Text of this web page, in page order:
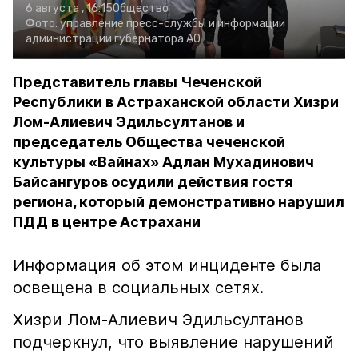
6 августа , 16:15Общество
Фото: управление пресс-службы и информации
администрации губернатора АО
Представитель главы Чеченской
Республики в Астраханской области Хизри
Лом-Алиевич Эдильсултанов и
председатель Общества чеченской
культуры «Вайнах» Адлан Мухадинович
Байсангуров осудили действия гостя
региона, который демонстративно нарушил
ПДД в центре Астрахани
Информация об этом инциденте была
освещена в социальных сетях.
Хизри Лом-Алиевич Эдильсултанов
подчеркнул, что выявление нарушений